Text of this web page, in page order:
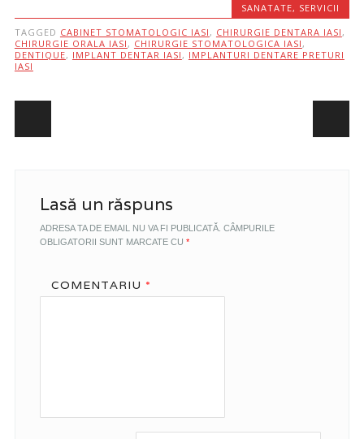
SANATATE, SERVICII
TAGGED CABINET STOMATOLOGIC IASI , CHIRURGIE DENTARA IASI ,
CHIRURGIE ORALA IASI , CHIRURGIE STOMATOLOGICA IASI ,
DENTIQUE, IMPLANT DENTAR IASI , IMPLANTURI DENTARE PRETURI
IASI
Lasă un răspuns
ADRESA TA DE EMAIL NU VA FI PUBLICATĂ. CÂMPURILE
OBLIGATORII SUNT MARCATE CU *
COMENTARIU *